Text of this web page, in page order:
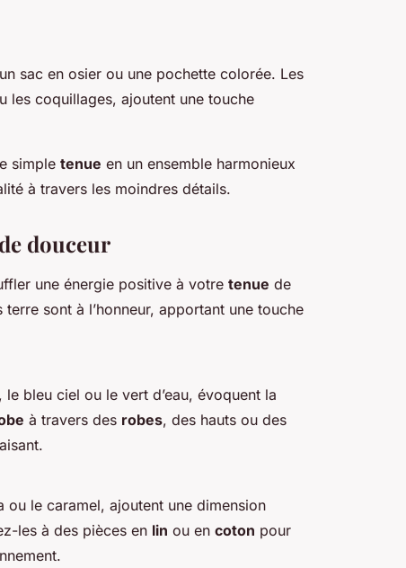
sac en osier ou une pochette colorée. Les
les coquillages, ajoutent une touche
simple tenue en un ensemble harmonieux
à travers les moindres détails.
douceur
une énergie positive à votre tenue de
sont à l’honneur, apportant une touche
bleu ciel ou le vert d’eau, évoquent la
à travers des robes, des hauts ou des
le caramel, ajoutent une dimension
les à des pièces en lin ou en coton pour